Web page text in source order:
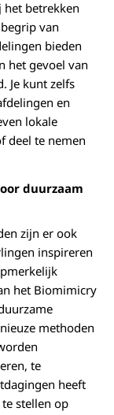
het betrekken
van
bieden
het gevoel van
Je kunt zelfs
en
lokale
deel te nemen
duurzaam
zijn er ook
inspireren
het Biomimicry
methoden
te
heeft
stellen op